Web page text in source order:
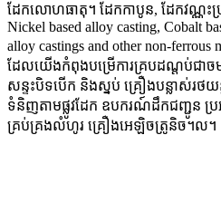
ដែកលោហធាតុ។ ដែកកាបូន, ដែកវណ្ណះប្
Nickel based alloy casting, Cobalt
alloy castings and other non-ferrous
ដែលយើងកំពុងបម្រើការគ្របដណ្តប់ជា
សន្ទះបិទបើក និងស្នប់ គ្រឿងបន្លាស់រថ
ទំនិញតាមផ្លូវដែក ឧបករណ៍ដឹកជញ្ជូន
គ្រប់គ្រងលំហូរ គ្រឿងអេឡិចត្រូនិច។ល។